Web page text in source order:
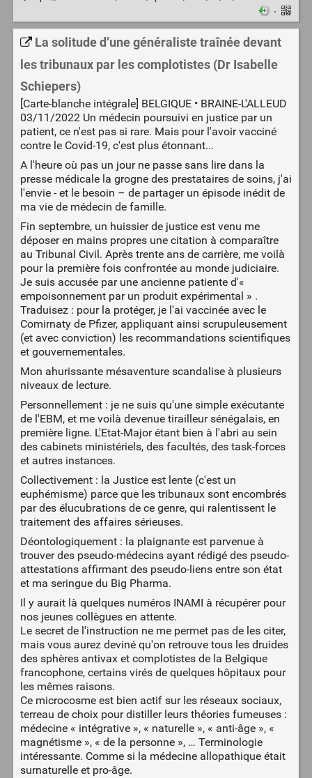
·
La solitude d’une généraliste traînée devant
les tribunaux par les complotistes (Dr Isabelle
Schiepers)
[Carte-blanche intégrale] BELGIQUE • BRAINE-L'ALLEUD
03/11/2022 Un médecin poursuivi en justice par un
patient, ce n'est pas si rare. Mais pour l'avoir vacciné
contre le Covid-19, c'est plus étonnant...
A l'heure où pas un jour ne passe sans lire dans la
presse médicale la grogne des prestataires de soins, j'ai
l'envie - et le besoin – de partager un épisode inédit de
ma vie de médecin de famille.
Fin septembre, un huissier de justice est venu me
déposer en mains propres une citation à comparaître
au Tribunal Civil. Après trente ans de carrière, me voilà
pour la première fois confrontée au monde judiciaire.
Je suis accusée par une ancienne patiente d'«
empoisonnement par un produit expérimental » .
Traduisez : pour la protéger, je l'ai vaccinée avec le
Comirnaty de Pfizer, appliquant ainsi scrupuleusement
(et avec conviction) les recommandations scientifiques
et gouvernementales.
Mon ahurissante mésaventure scandalise à plusieurs
niveaux de lecture.
Personnellement : je ne suis qu'une simple exécutante
de l'EBM, et me voilà devenue tirailleur sénégalais, en
première ligne. L'Etat-Major étant bien à l'abri au sein
des cabinets ministériels, des facultés, des task-forces
et autres instances.
Collectivement : la Justice est lente (c'est un
euphémisme) parce que les tribunaux sont encombrés
par des élucubrations de ce genre, qui ralentissent le
traitement des affaires sérieuses.
Déontologiquement : la plaignante est parvenue à
trouver des pseudo-médecins ayant rédigé des pseudo-
attestations affirmant des pseudo-liens entre son état
et ma seringue du Big Pharma.
Il y aurait là quelques numéros INAMI à récupérer pour
nos jeunes collègues en attente.
Le secret de l'instruction ne me permet pas de les citer,
mais vous aurez deviné qu'on retrouve tous les druides
des sphères antivax et complotistes de la Belgique
francophone, certains virés de quelques hôpitaux pour
les mêmes raisons.
Ce microcosme est bien actif sur les réseaux sociaux,
terreau de choix pour distiller leurs théories fumeuses :
médecine « intégrative », « naturelle », « anti-âge », «
magnétisme », « de la personne », … Terminologie
intéressante. Comme si la médecine allopathique était
surnaturelle et pro-âge.